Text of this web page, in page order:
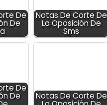
De
De
Notas De Corte De
La Oposición De
Sms
De
De Notas De Corte De